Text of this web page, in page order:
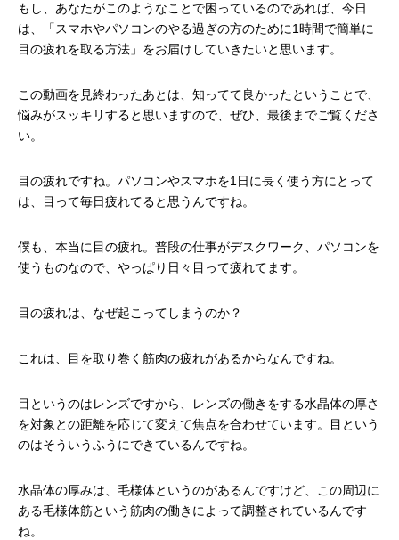
もし、あなたがこのようなことで困っているのであれば、今日
は、「スマホやパソコンのやる過ぎの方のために1時間で簡単に
目の疲れを取る方法」をお届けしていきたいと思います。
この動画を見終わったあとは、知ってて良かったということで、
悩みがスッキリすると思いますので、ぜひ、最後までご覧くださ
い。
目の疲れですね。パソコンやスマホを1日に長く使う方にとって
は、目って毎日疲れてると思うんですね。
僕も、本当に目の疲れ。普段の仕事がデスクワーク、パソコンを
使うものなので、やっぱり日々目って疲れてます。
目の疲れは、なぜ起こってしまうのか？
これは、目を取り巻く筋肉の疲れがあるからなんですね。
目というのはレンズですから、レンズの働きをする水晶体の厚さ
を対象との距離を応じて変えて焦点を合わせています。目という
のはそういうふうにできているんですね。
水晶体の厚みは、毛様体というのがあるんですけど、この周辺に
ある毛様体筋という筋肉の働きによって調整されているんです
ね。